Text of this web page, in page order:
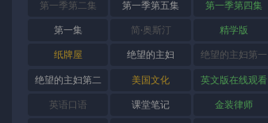
第一季第二集 第一季第五集 第一季第四集
第一集 简·奥斯汀 精学版
纸牌屋 绝望的主妇 绝望的主妇第一
季
绝望的主妇第二
季
美国文化 英文版在线观看
英语口语 课堂笔记 金装律师